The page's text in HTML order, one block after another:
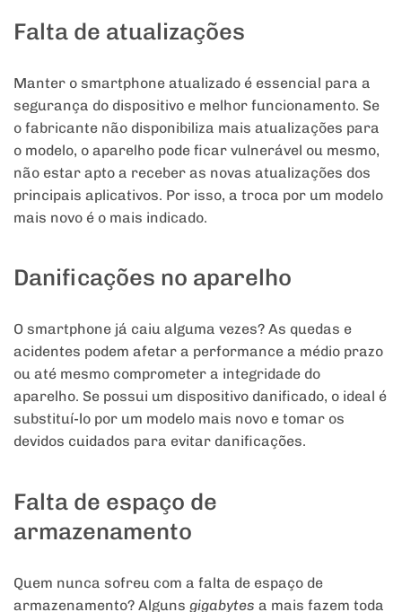
Falta de atualizações
Manter o smartphone atualizado é essencial para a
segurança do dispositivo e melhor funcionamento. Se
o fabricante não disponibiliza mais atualizações para
o modelo, o aparelho pode ficar vulnerável ou mesmo,
não estar apto a receber as novas atualizações dos
principais aplicativos. Por isso, a troca por um modelo
mais novo é o mais indicado.
Danificações no aparelho
O smartphone já caiu alguma vezes? As quedas e
acidentes podem afetar a performance a médio prazo
ou até mesmo comprometer a integridade do
aparelho. Se possui um dispositivo danificado, o ideal é
substituí-lo por um modelo mais novo e tomar os
devidos cuidados para evitar danificações.
Falta de espaço de
armazenamento
Quem nunca sofreu com a falta de espaço de
armazenamento? Alguns gigabytes a mais fazem toda